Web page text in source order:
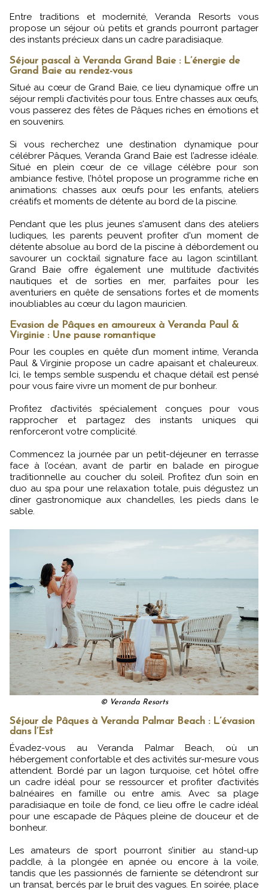
Entre traditions et modernité, Veranda Resorts vous
propose un séjour où petits et grands pourront partager
des instants précieux dans un cadre paradisiaque.
Séjour pascal à Veranda Grand Baie : L’énergie de
Grand Baie au rendez-vous
Situé au cœur de Grand Baie, ce lieu dynamique offre un
séjour rempli d’activités pour tous. Entre chasses aux œufs,
vous passerez des fêtes de Pâques riches en émotions et
en souvenirs.
Si vous recherchez une destination dynamique pour
célébrer Pâques, Veranda Grand Baie est l’adresse idéale.
Situé en plein cœur de ce village célèbre pour son
ambiance festive, l’hôtel propose un programme riche en
animations: chasses aux œufs pour les enfants, ateliers
créatifs et moments de détente au bord de la piscine.
Pendant que les plus jeunes s'amusent dans des ateliers
ludiques, les parents peuvent profiter d'un moment de
détente absolue au bord de la piscine à débordement ou
savourer un cocktail signature face au lagon scintillant.
Grand Baie offre également une multitude d’activités
nautiques et de sorties en mer, parfaites pour les
aventuriers en quête de sensations fortes et de moments
inoubliables au cœur du lagon mauricien.
Evasion de Pâques en amoureux à Veranda Paul &
Virginie : Une pause romantique
Pour les couples en quête d’un moment intime, Veranda
Paul & Virginie propose un cadre apaisant et chaleureux.
Ici, le temps semble suspendu et chaque détail est pensé
pour vous faire vivre un moment de pur bonheur.
Profitez d’activités spécialement conçues pour vous
rapprocher et partagez des instants uniques qui
renforceront votre complicité.
Commencez la journée par un petit-déjeuner en terrasse
face à l’océan, avant de partir en balade en pirogue
traditionnelle au coucher du soleil. Profitez d’un soin en
duo au spa pour une relaxation totale, puis dégustez un
dîner gastronomique aux chandelles, les pieds dans le
sable.
© Veranda Resorts
Séjour de Pâques à Veranda Palmar Beach : L’évasion
dans l’Est
Évadez-vous au Veranda Palmar Beach, où un
hébergement confortable et des activités sur-mesure vous
attendent. Bordé par un lagon turquoise, cet hôtel offre
un cadre idéal pour se ressourcer et profiter d’activités
balnéaires en famille ou entre amis. Avec sa plage
paradisiaque en toile de fond, ce lieu offre le cadre idéal
pour une escapade de Pâques pleine de douceur et de
bonheur.
Les amateurs de sport pourront s’initier au stand-up
paddle, à la plongée en apnée ou encore à la voile,
tandis que les passionnés de farniente se détendront sur
un transat, bercés par le bruit des vagues. En soirée, place